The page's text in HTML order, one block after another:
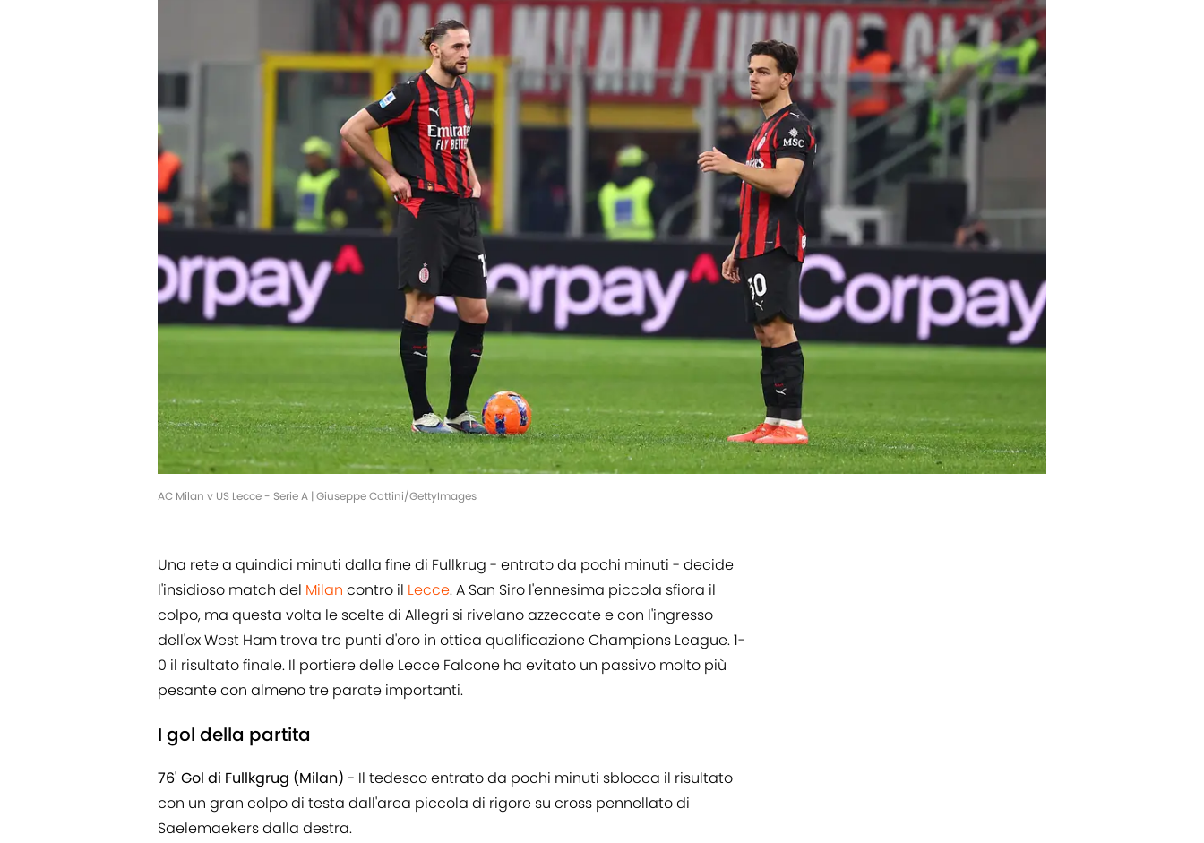
AC Milan v US Lecce - Serie A | Giuseppe Cottini/GettyImages
Una rete a quindici minuti dalla fine di Fullkrug - entrato da pochi minuti - decide
l'insidioso match del Milan contro il Lecce. A San Siro l'ennesima piccola sfiora il
colpo, ma questa volta le scelte di Allegri si rivelano azzeccate e con l'ingresso
dell'ex West Ham trova tre punti d'oro in ottica qualificazione Champions League. 1-
0 il risultato finale. Il portiere delle Lecce Falcone ha evitato un passivo molto più
pesante con almeno tre parate importanti.
I gol della partita
76' Gol di Fullkgrug (Milan) - Il tedesco entrato da pochi minuti sblocca il risultato
con un gran colpo di testa dall'area piccola di rigore su cross pennellato di
Saelemaekers dalla destra.